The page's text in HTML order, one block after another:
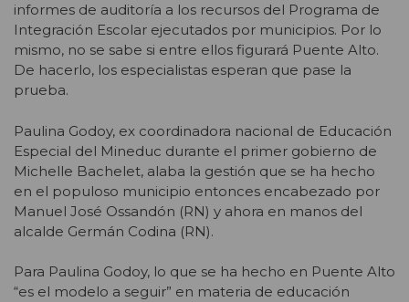
informes de auditoría a los recursos del Programa de
Integración Escolar ejecutados por municipios. Por lo
mismo, no se sabe si entre ellos figurará Puente Alto.
De hacerlo, los especialistas esperan que pase la
prueba.
Paulina Godoy, ex coordinadora nacional de Educación
Especial del Mineduc durante el primer gobierno de
Michelle Bachelet, alaba la gestión que se ha hecho
en el populoso municipio entonces encabezado por
Manuel José Ossandón (RN) y ahora en manos del
alcalde Germán Codina (RN).
Para Paulina Godoy, lo que se ha hecho en Puente Alto
“es el modelo a seguir” en materia de educación